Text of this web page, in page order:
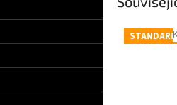
STANDARD